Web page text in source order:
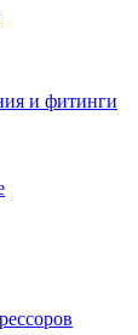
и фитинги